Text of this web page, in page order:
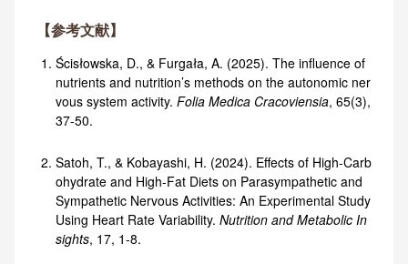
【参考文献】
Ścisłowska, D., & Furgała, A. (2025). The influence of
nutrients and nutrition’s methods on the autonomic ner
vous system activity. Folia Medica Cracoviensia, 65(3),
37-50.
Satoh, T., & Kobayashi, H. (2024). Effects of High-Carb
ohydrate and High-Fat Diets on Parasympathetic and
Sympathetic Nervous Activities: An Experimental Study
Using Heart Rate Variability. Nutrition and Metabolic In
sights, 17, 1-8.